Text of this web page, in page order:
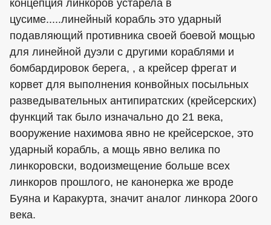
концепция линкоров устарела в
цусиме.....линейный корабль это ударный
подавляющий противника своей боевой мощью
для линейной дуэли с другими кораблями и
бомбардировок берега, , а крейсер фрегат и
корвет для выполнения конвойных посыльных
разведывательных антипиратских (крейсерских)
функций так было изначально до 21 века,
вооружение нахимова явно не крейсерское, это
ударный корабль, а мощь явно велика по
линкоровски, водоизмещение больше всех
линкоров прошлого, не канонерка же вроде
Буяна и Каракурта, значит аналог линкора 20ого
века.